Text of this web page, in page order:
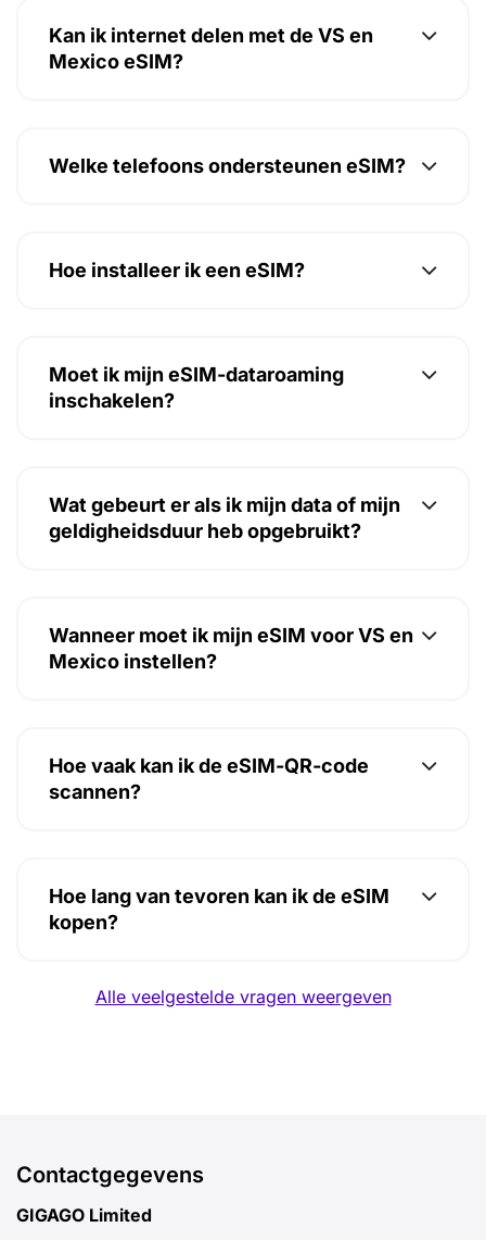
Kan ik internet delen met de VS en
Mexico eSIM?
Welke telefoons ondersteunen eSIM?
Hoe installeer ik een eSIM?
Moet ik mijn eSIM-dataroaming
inschakelen?
Wat gebeurt er als ik mijn data of mijn
geldigheidsduur heb opgebruikt?
Wanneer moet ik mijn eSIM voor VS en
Mexico instellen?
Hoe vaak kan ik de eSIM-QR-code
scannen?
Hoe lang van tevoren kan ik de eSIM
kopen?
Alle veelgestelde vragen weergeven
Contactgegevens
GIGAGO Limited